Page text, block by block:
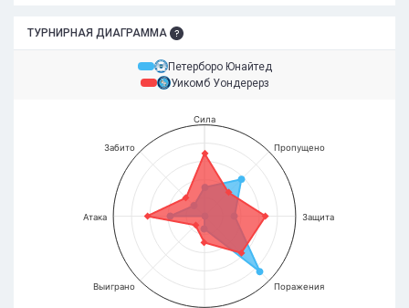
ТУРНИРНАЯ ДИАГРАММА
Петерборо Юнайтед
Уикомб Уондерерз
Сила
Пропущено
Защита
Поражения
Выиграно
Атака
Забито